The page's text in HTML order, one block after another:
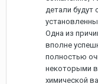
детали будут
Одна из
вполне
полностью
некоторыми
химической